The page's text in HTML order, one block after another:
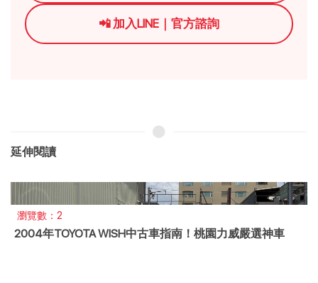
📲 加入LINE｜官方諮詢
延伸閱讀
瀏覽數：2
2004年TOYOTA WISH中古車指南！桃園力威嚴選神車